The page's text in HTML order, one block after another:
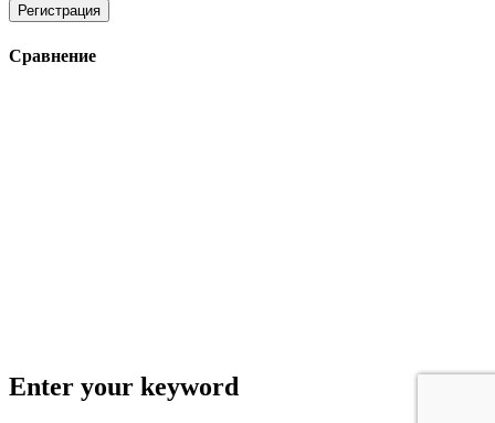
Регистрация
Сравнение
Enter your keyword